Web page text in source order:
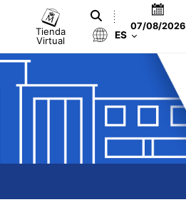
Tienda
Virtual
07/08/2026
ES